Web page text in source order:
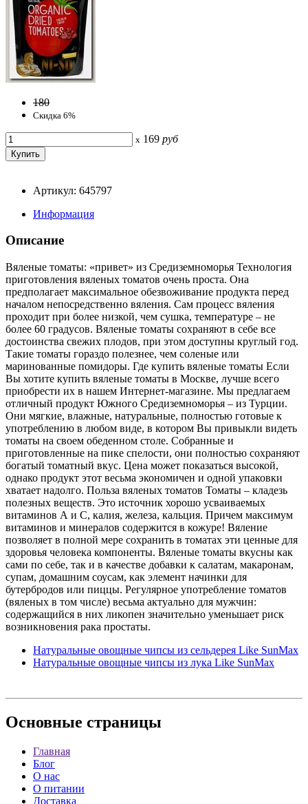
180
Скидка 6%
x 169 руб
Артикул: 645797
Информация
Описание
Вяленые томаты: «привет» из Средиземноморья Технология
приготовления вяленых томатов очень проста. Она
предполагает максимальное обезвоживание продукта перед
началом непосредственно вяления. Сам процесс вяления
проходит при более низкой, чем сушка, температуре – не
более 60 градусов. Вяленые томаты сохраняют в себе все
достоинства свежих плодов, при этом доступны круглый год.
Такие томаты гораздо полезнее, чем соленые или
маринованные помидоры. Где купить вяленые томаты Если
Вы хотите купить вяленые томаты в Москве, лучше всего
приобрести их в нашем Интернет-магазине. Мы предлагаем
отличный продукт Южного Средиземноморья – из Турции.
Они мягкие, влажные, натуральные, полностью готовые к
употреблению в любом виде, в котором Вы привыкли видеть
томаты на своем обеденном столе. Собранные и
приготовленные на пике спелости, они полностью сохраняют
богатый томатный вкус. Цена может показаться высокой,
однако продукт этот весьма экономичен и одной упаковки
хватает надолго. Польза вяленых томатов Томаты – кладезь
полезных веществ. Это источник хорошо усваиваемых
витаминов А и С, калия, железа, кальция. Причем максимум
витаминов и минералов содержится в кожуре! Вяление
позволяет в полной мере сохранить в томатах эти ценные для
здоровья человека компоненты. Вяленые томаты вкусны как
сами по себе, так и в качестве добавки к салатам, макаронам,
супам, домашним соусам, как элемент начинки для
бутербродов или пиццы. Регулярное употребление томатов
(вяленых в том числе) весьма актуально для мужчин:
содержащийся в них ликопен значительно уменьшает риск
возникновения рака простаты.
Натуральные овощные чипсы из сельдерея Like SunMax
Натуральные овощные чипсы из лука Like SunMax
Основные страницы
Главная
Блог
О нас
О питании
Доставка